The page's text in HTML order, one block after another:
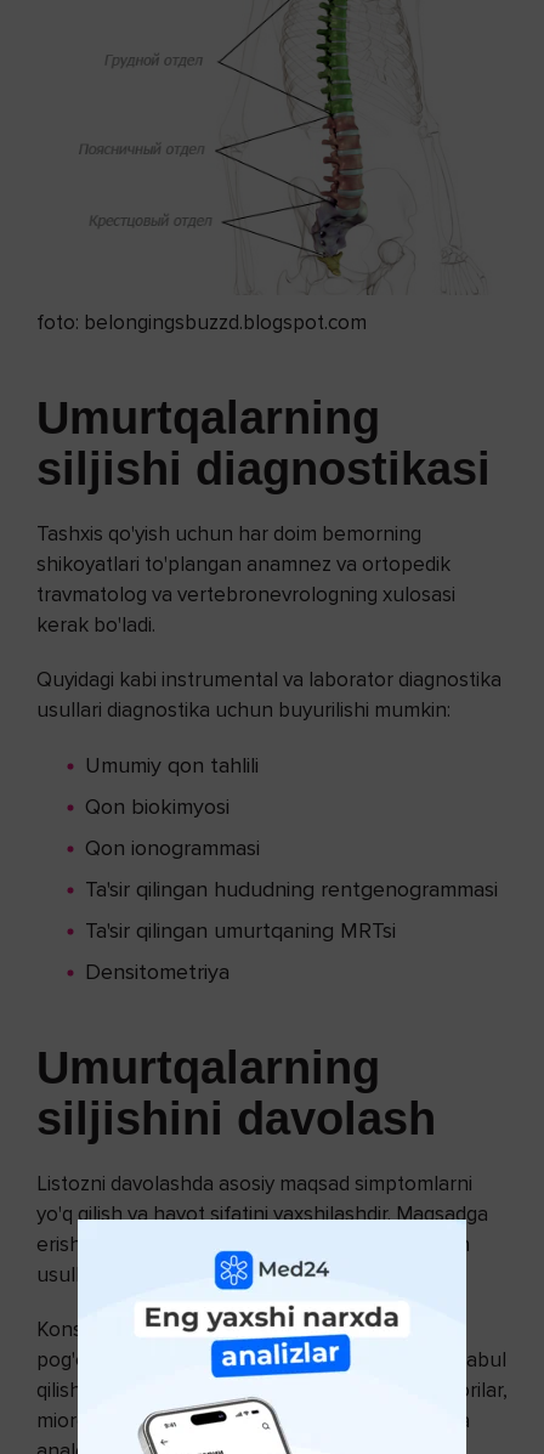
foto: belongingsbuzzd.blogspot.com
Umurtqalarning
siljishi diagnostikasi
Tashxis qo'yish uchun har doim bemorning
shikoyatlari to'plangan anamnez va ortopedik
travmatolog va vertebronevrologning xulosasi
kerak bo'ladi.
Quyidagi kabi instrumental va laborator diagnostika
usullari diagnostika uchun buyurilishi mumkin:
Umumiy qon tahlili
Qon biokimyosi
Qon ionogrammasi
Ta'sir qilingan hududning rentgenogrammasi
Ta'sir qilingan umurtqaning MRTsi
Densitometriya
Umurtqalarning
siljishini davolash
Listozni davolashda asosiy maqsad simptomlarni
yo'q qilish va hayot sifatini yaxshilashdir. Maqsadga
erishish uchun konservativ va jarrohlik davolash
usullari qo'llaniladi.
Konservativ davolash usullari orasida umurtqa
pog'onasini mustahkamlash, dori-darmonlarni qabul
qilish (steroid bo'lmagan yallig'lanishga qarshi dorilar,
miorelaksantlar, anksiolitiklar), o'ta og'ir hollarda